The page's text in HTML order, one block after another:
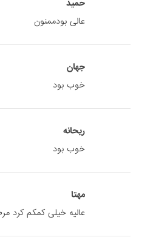
حمید
عالی بودممنون
جهان
خوب بود
ریحانه
خوب بود
مهتا
عالیه خیلی کمکم کرد مر۳۰ ممنون درود درود بر شما